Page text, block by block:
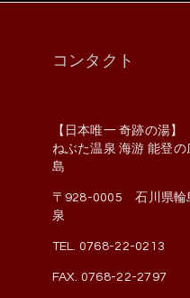
コンタクト
【日本唯一 奇跡の湯】
ねぶた温泉 海游 能登
島
〒928-0005 石川県輪
泉
TEL. 0768-22-0213
FAX. 0768-22-2797